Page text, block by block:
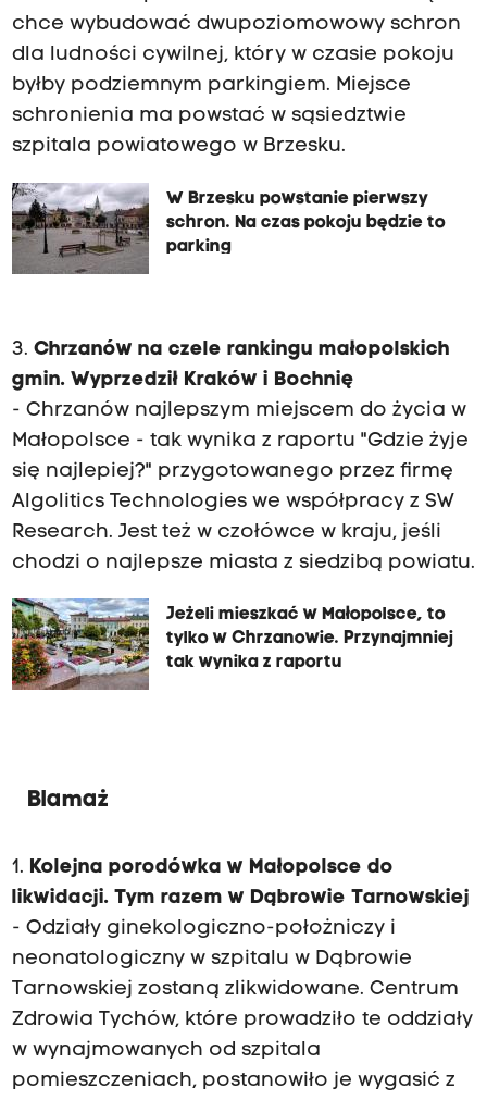
chce wybudować dwupoziomowowy schron
dla ludności cywilnej, który w czasie pokoju
byłby podziemnym parkingiem. Miejsce
schronienia ma powstać w sąsiedztwie
szpitala powiatowego w Brzesku.
W Brzesku powstanie pierwszy
schron. Na czas pokoju będzie to
parking
3. Chrzanów na czele rankingu małopolskich
gmin. Wyprzedził Kraków i Bochnię
- Chrzanów najlepszym miejscem do życia w
Małopolsce - tak wynika z raportu "Gdzie żyje
się najlepiej?" przygotowanego przez firmę
Algolitics Technologies we współpracy z SW
Research. Jest też w czołówce w kraju, jeśli
chodzi o najlepsze miasta z siedzibą powiatu.
Jeżeli mieszkać w Małopolsce, to
tylko w Chrzanowie. Przynajmniej
tak wynika z raportu
Blamaż
1. Kolejna porodówka w Małopolsce do
likwidacji. Tym razem w Dąbrowie Tarnowskiej
- Odziały ginekologiczno-położniczy i
neonatologiczny w szpitalu w Dąbrowie
Tarnowskiej zostaną zlikwidowane. Centrum
Zdrowia Tychów, które prowadziło te oddziały
w wynajmowanych od szpitala
pomieszczeniach, postanowiło je wygasić z